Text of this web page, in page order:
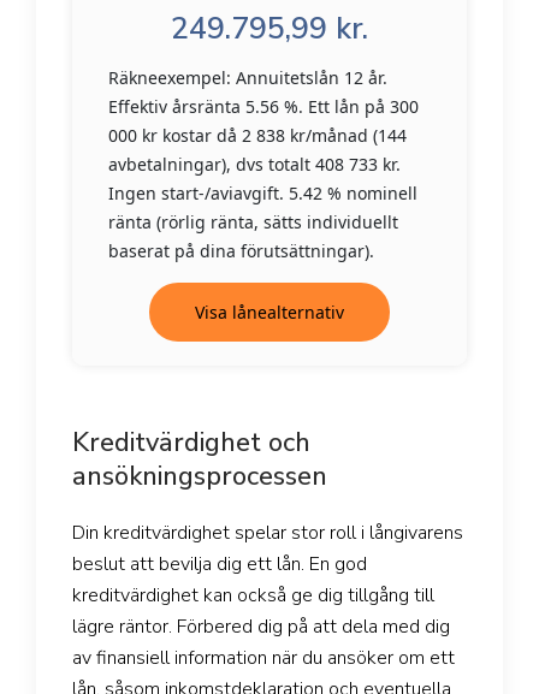
249.795,99 kr.
Räkneexempel: Annuitetslån 12 år.
Effektiv årsränta 5.56 %. Ett lån på 300
000 kr kostar då 2 838 kr/månad (144
avbetalningar), dvs totalt 408 733 kr.
Ingen start-/aviavgift. 5.42 % nominell
ränta (rörlig ränta, sätts individuellt
baserat på dina förutsättningar).
Visa lånealternativ
Kreditvärdighet och
ansökningsprocessen
Din kreditvärdighet spelar stor roll i långivarens
beslut att bevilja dig ett lån. En god
kreditvärdighet kan också ge dig tillgång till
lägre räntor. Förbered dig på att dela med dig
av finansiell information när du ansöker om ett